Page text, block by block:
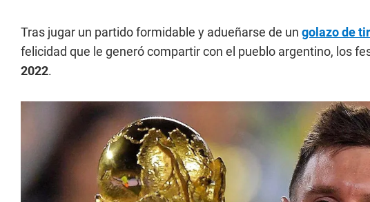
Tras jugar un partido formidable y adueñarse de un golazo de
felicidad que le generó compartir con el pueblo argentino, los
2022.